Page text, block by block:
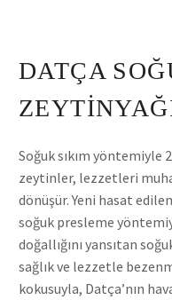
DATÇA
Soğuk sıkım yöntemiyle
zeytinler, lezzetleri
dönüşür. Yeni hasat
soğuk presleme
doğallığını yansıtan
sağlık ve lezzetle
kokusuyla, Datça’nın